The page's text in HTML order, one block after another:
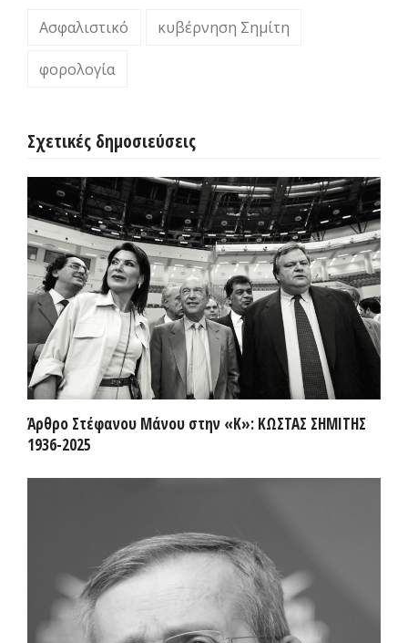
Ασφαλιστικό κυβέρνηση Σημίτη
φορολογία
Σχετικές δημοσιεύσεις
Άρθρο Στέφανου Μάνου στην «Κ»: ΚΩΣΤΑΣ ΣΗΜΙΤΗΣ
1936-2025